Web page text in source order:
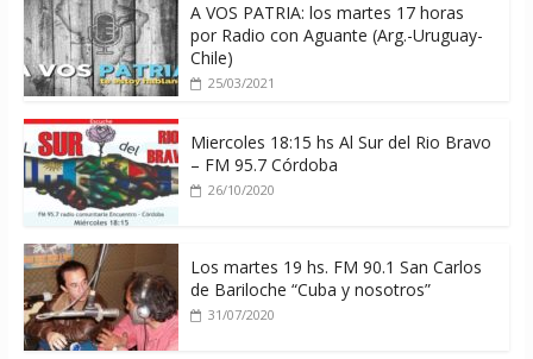
A VOS PATRIA: los martes 17 horas
por Radio con Aguante (Arg.-Uruguay-
Chile)
25/03/2021
Miercoles 18:15 hs Al Sur del Rio Bravo
– FM 95.7 Córdoba
26/10/2020
Los martes 19 hs. FM 90.1 San Carlos
de Bariloche “Cuba y nosotros”
31/07/2020